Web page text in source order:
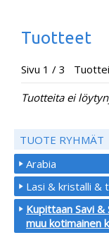
Tuotteet
Sivu 1 / 3
Tuotteita ei
TUOTE RYHMÄT
Arabia
Lasi & kristalli &
Kupittaan Savi
muu kotimainen